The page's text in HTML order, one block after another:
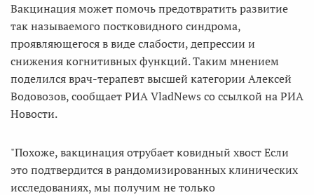
Вакцинация может помочь предотвратить развитие
так называемого постковидного синдрома,
проявляющегося в виде слабости, депрессии и
снижения когнитивных функций. Таким мнением
поделился врач-терапевт высшей категории Алексей
Водовозов, сообщает РИА VladNews со ссылкой на РИА
Новости.
"Похоже, вакцинация отрубает ковидный хвост Если
это подтвердится в рандомизированных клинических
исследованиях, мы получим не только